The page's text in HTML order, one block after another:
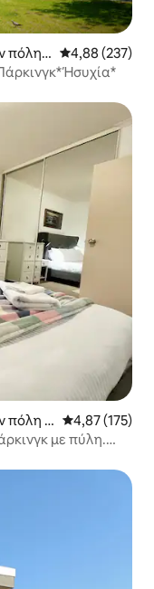
πόλη
Μέση
4,88 (237)
πόλη Β Μέση
4,87 (175)
με πύλη.